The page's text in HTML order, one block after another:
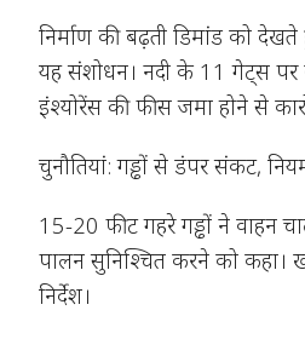
निर्माण की बढ़ती डिमांड को
यह संशोधन। नदी के 11 गेट्स पर
इंश्योरेंस की फीस जमा होने से
चुनौतियां: गड्ढों से डंपर संकट,
15-20 फीट गहरे गड्ढों ने वाहन
पालन सुनिश्चित करने को कहा।
निर्देश।